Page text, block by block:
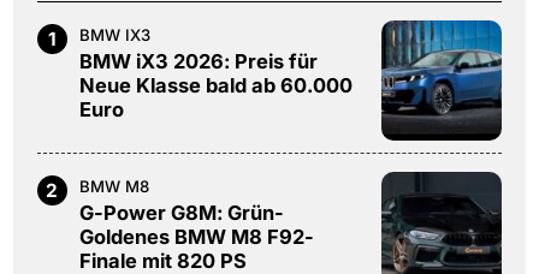
1 BMW IX3
BMW iX3 2026: Preis für
Neue Klasse bald ab 60.000
Euro
2 BMW M8
G-Power G8M: Grün-
Goldenes BMW M8 F92-
Finale mit 820 PS